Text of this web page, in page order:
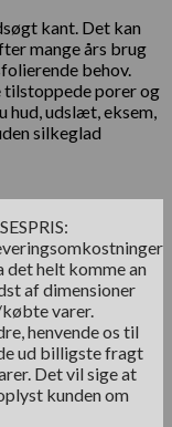
kant. Det kan
mange års brug
behov.
porer og
hud, udslæt, eksem,
silkeglad
det helt komme an
af dimensioner
varer.
henvende os til
ud billigste fragt
Det vil sige at
kunden om